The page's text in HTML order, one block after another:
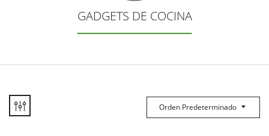
GADGETS DE COCINA
Orden Predeterminado